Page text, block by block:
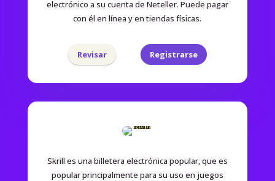
electrónico a su cuenta de Neteller. Puede pagar
con él en línea y en tiendas físicas.
Revisar Registrarse
Skrill es una billetera electrónica popular, que es
popular principalmente para su uso en juegos